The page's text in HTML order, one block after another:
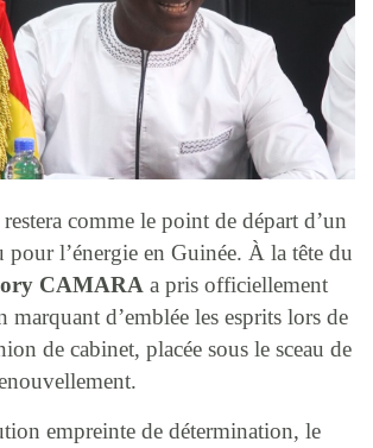
comme le point de départ d’un
pour l’énergie en Guinée. À la tête du
CAMARA a pris officiellement
marquant d’emblée les esprits lors de
de cabinet, placée sous le sceau de
empreinte de détermination, le